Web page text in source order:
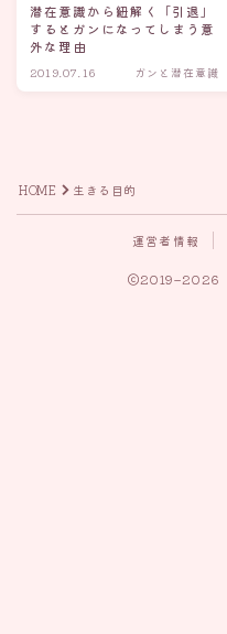
潜在意識から紐解く「引退」
するとガンになってしまう意
外な理由
2019.07.16 ガンと潜在意識
HOME 生きる目的
運営者情報
2019–2026